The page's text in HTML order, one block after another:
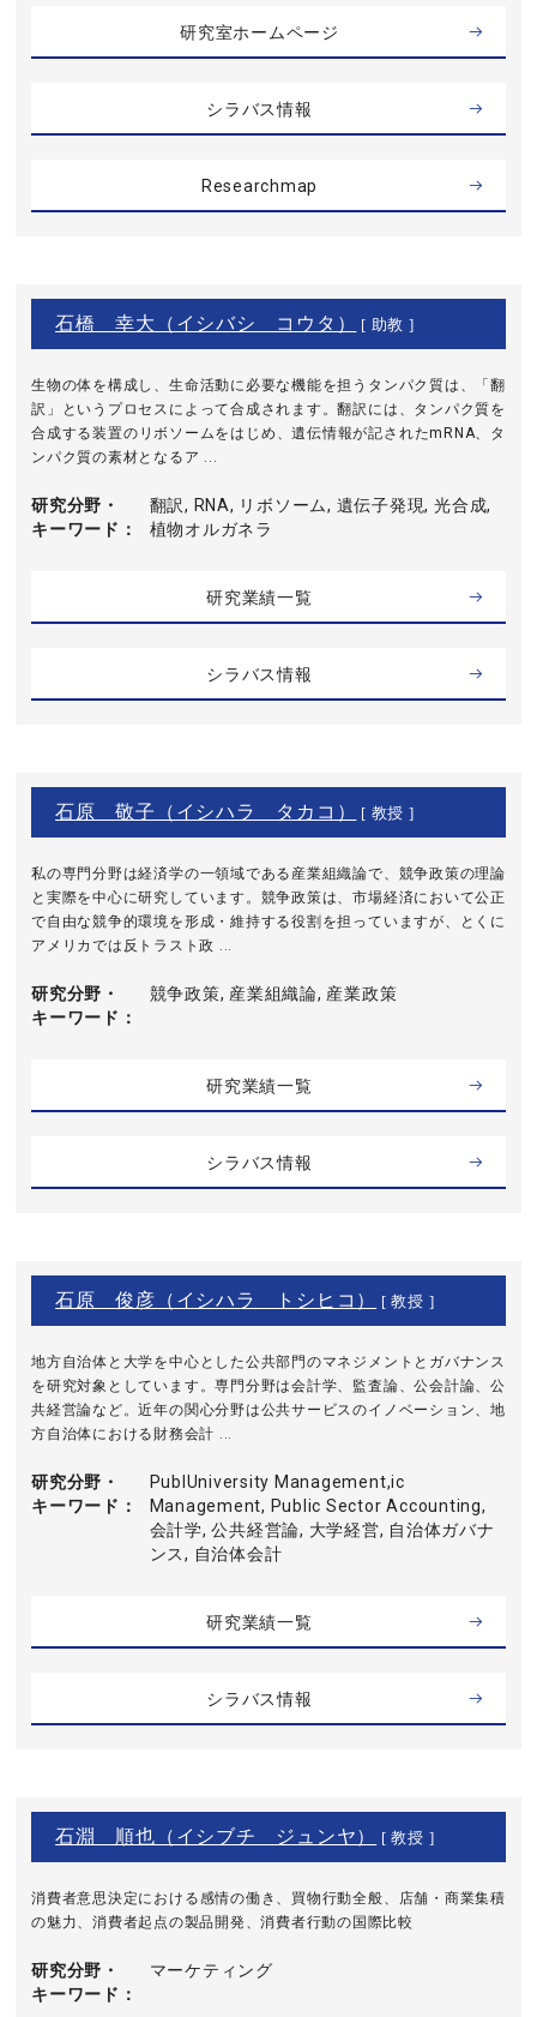
研究室ホームページ
シラバス情報
Researchmap
石橋 幸大（イシバシ コウタ） [ 助教 ]
生物の体を構成し、生命活動に必要な機能を担うタンパク質は、「翻
訳」というプロセスによって合成されます。翻訳には、タンパク質を
合成する装置のリボソームをはじめ、遺伝情報が記されたmRNA、タ
ンパク質の素材となるア ...
研究分野・
キーワード
翻訳, RNA, リボソーム, 遺伝子発現, 光合成,
植物オルガネラ
研究業績一覧
シラバス情報
石原 敬子（イシハラ タカコ） [ 教授 ]
私の専門分野は経済学の一領域である産業組織論で、競争政策の理論
と実際を中心に研究しています。競争政策は、市場経済において公正
で自由な競争的環境を形成・維持する役割を担っていますが、とくに
アメリカでは反トラスト政 ...
研究分野・
キーワード
競争政策, 産業組織論, 産業政策
研究業績一覧
シラバス情報
石原 俊彦（イシハラ トシヒコ） [ 教授 ]
地方自治体と大学を中心とした公共部門のマネジメントとガバナンス
を研究対象としています。専門分野は会計学、監査論、公会計論、公
共経営論など。近年の関心分野は公共サービスのイノベーション、地
方自治体における財務会計 ...
研究分野・
キーワード
PublUniversity Management,ic
Management, Public Sector Accounting,
会計学, 公共経営論, 大学経営, 自治体ガバナ
ンス, 自治体会計
研究業績一覧
シラバス情報
石淵 順也（イシブチ ジュンヤ） [ 教授 ]
消費者意思決定における感情の働き、買物行動全般、店舗・商業集積
の魅力、消費者起点の製品開発、消費者行動の国際比較
研究分野・
キーワード
マーケティング